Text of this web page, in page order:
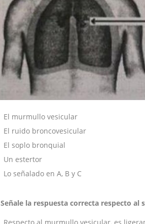
El murmullo vesicular
El ruido broncovesicular
El soplo bronquial
Un estertor
Lo señalado en A, B y C
Señale la respuesta correcta respecto al